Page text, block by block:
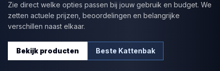
Zie direct welke opties passen bij jouw gebruik en budget. We
zetten actuele prijzen, beoordelingen en belangrijke
verschillen naast elkaar.
Bekijk producten Beste Kattenbak